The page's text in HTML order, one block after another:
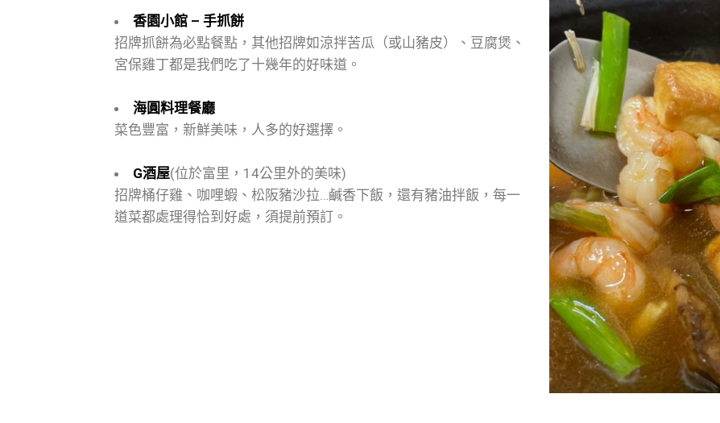
香園小館 – 手抓餅
招牌抓餅為必點餐點，其他招牌如涼拌苦瓜（或山豬皮）、豆腐煲、
宮保雞丁都是我們吃了十幾年的好味道。
海圓料理餐廳
菜色豐富，新鮮美味，人多的好選擇。
G酒屋(位於富里，14公里外的美味)
招牌桶仔雞、咖哩蝦、松阪豬沙拉…鹹香下飯，還有豬油拌飯，每一
道菜都處理得恰到好處，須提前預訂。